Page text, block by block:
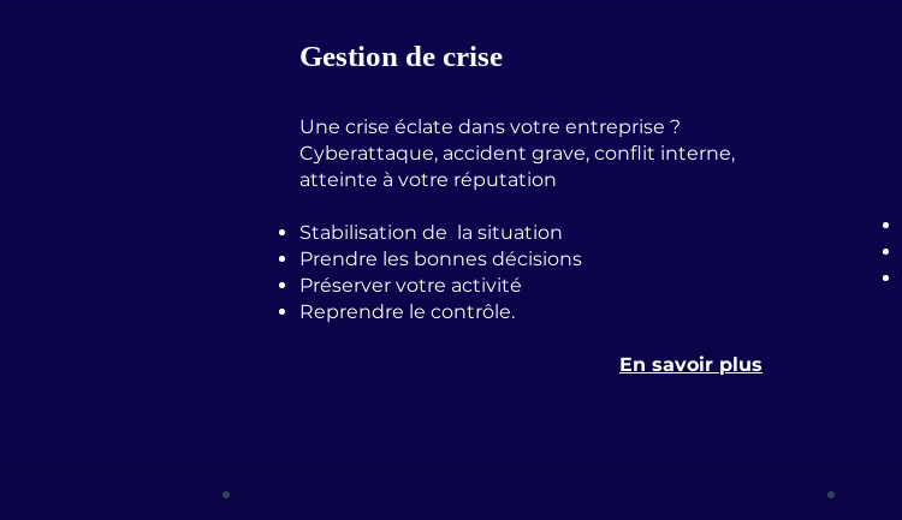
Gestion de crise
Une crise éclate dans votre entreprise ?
Cyberattaque, accident grave, conflit interne,
atteinte à votre réputation
Stabilisation de la situation
Prendre les bonnes décisions
Préserver votre activité
Reprendre le contrôle.
En savoir plus